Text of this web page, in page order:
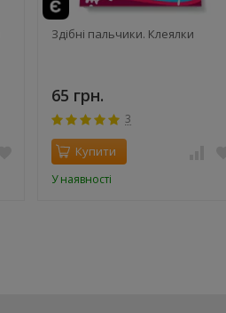
Здібні пальчики. Клеялки
65 грн.
3
Купити
У наявності